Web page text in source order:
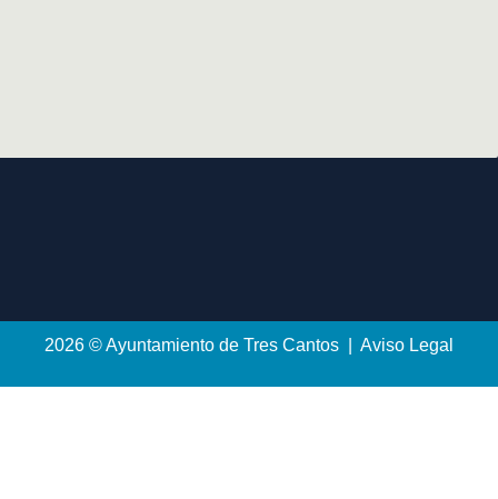
2026 © Ayuntamiento de Tres Cantos | Aviso Legal